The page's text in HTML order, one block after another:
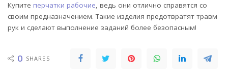
Купите перчатки рабочие, ведь они отлично справятся со
своим предназначением. Такие изделия предотвратят травм
рук и сделают выполнение заданий более безопасным!
0 SHARES